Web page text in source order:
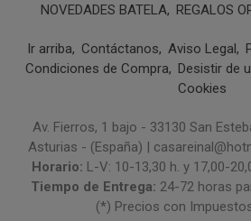
NOVEDADES BATELA REGALOS
Ir arriba Contáctanos Aviso Legal
Condiciones de Compra
Desistir de
Cookies
Av. Fierros, 1 bajo - 33130 San
Asturias - (España) |
Horario: L-V: 10-13,30 h. y 17,00-
Tiempo de Entrega: 24-72 horas
(*) Precios con